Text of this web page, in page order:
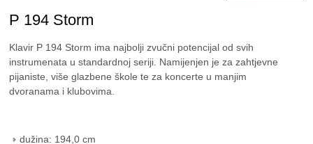
P 194 Storm
Klavir P 194 Storm ima najbolji zvučni potencijal od svih
instrumenata u standardnoj seriji. Namijenjen je za zahtjevne
pijaniste, više glazbene škole te za koncerte u manjim
dvoranama i klubovima.
dužina: 194,0 cm